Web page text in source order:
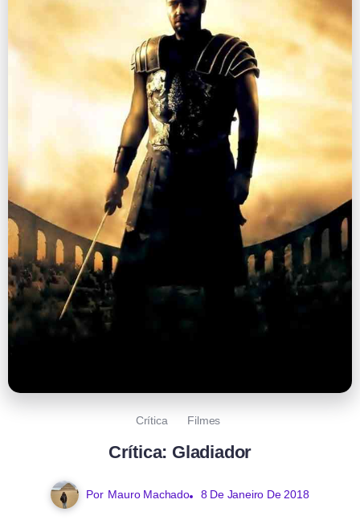
Crítica Filmes
Crítica: Gladiador
Por Mauro Machado 8 De Janeiro De 2018